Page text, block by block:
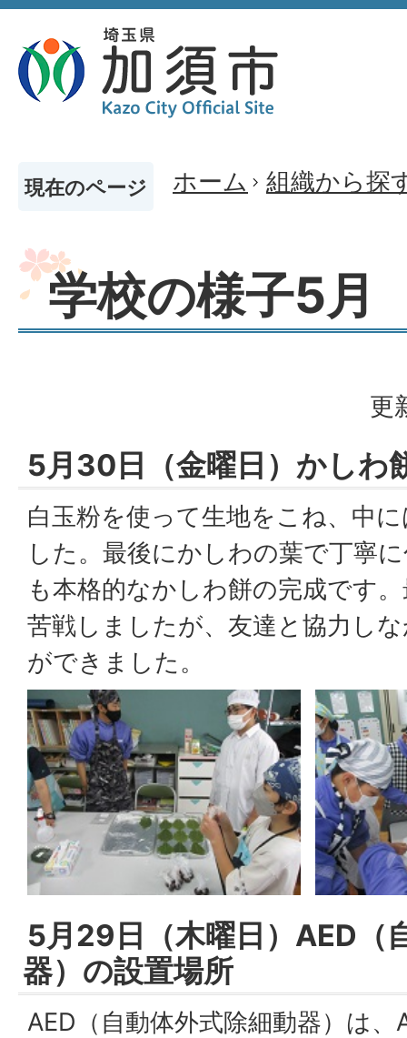
現在のページ ホーム 組織から探
学校の様子5月
更
5月30日（金曜日）かしわ
白玉粉を使って生地をこね、中
した。最後にかしわの葉で丁寧
も本格的なかしわ餅の完成です
苦戦しましたが、友達と協力し
ができました。
5月29日（木曜日）AED（
器）の設置場所
AED（自動体外式除細動器）は